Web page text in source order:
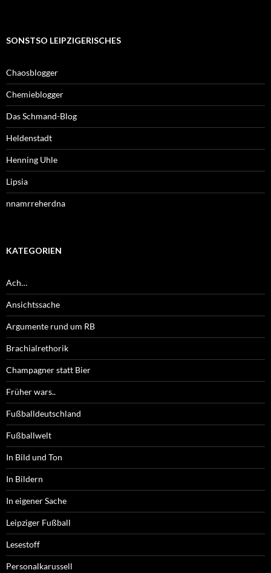
SONSTSO LEIPZIGERISCHES
Chaosblogger
Chemieblogger
Das Schmand-Blog
Heldenstadt
Henning Uhle
Lipsia
nnamrreherdna
KATEGORIEN
Ach…
Ansichtssache
Argumente rund um RB
Brachialrethorik
Champagner statt Bier
Früher wars..
Fußballdeutschland
Fußballwelt
In Bild und Ton
In Bildern
In eigener Sache
Leipziger Fußball
Lesestoff
Personalkarussell